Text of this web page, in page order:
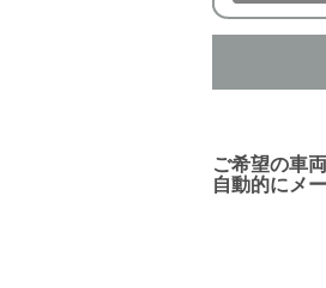
ご希望の車
自動的にメ